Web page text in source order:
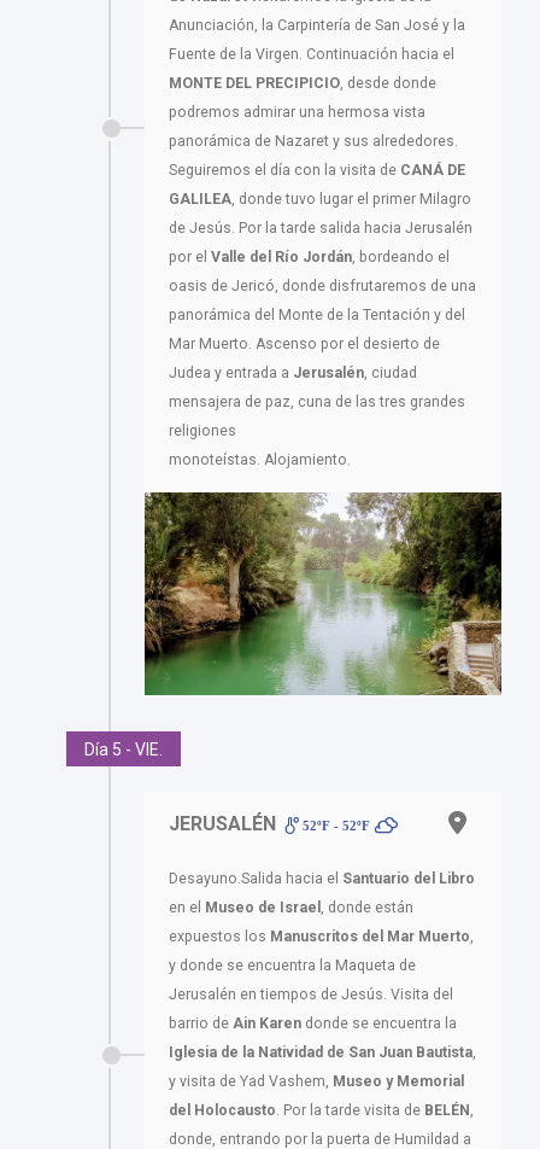
Anunciación, la Carpintería de San José y la
Fuente de la Virgen. Continuación hacia el
MONTE DEL PRECIPICIO , desde donde
podremos admirar una hermosa vista
panorámica de Nazaret y sus alrededores.
Seguiremos el día con la visita de CANÁ DE
GALILEA , donde tuvo lugar el primer Milagro
de Jesús. Por la tarde salida hacia Jerusalén
por el Valle del Río Jordán , bordeando el
oasis de Jericó, donde disfrutaremos de una
panorámica del Monte de la Tentación y del
Mar Muerto. Ascenso por el desierto de
Judea y entrada a Jerusalén , ciudad
mensajera de paz, cuna de las tres grandes
religiones
monoteístas. Alojamiento.
Día 5 - VIE.
JERUSALÉN 52ºF - 52ºF
Desayuno.Salida hacia el Santuario del Libro
en el Museo de Israel
, donde están
expuestos los Manuscritos del Mar Muerto
y donde se encuentra la Maqueta de
Jerusalén en tiempos de Jesús. Visita del
barrio de Ain Karen donde se encuentra la
Iglesia de la Natividad de San Juan Bautista
y visita de Yad Vashem, Museo y Memorial
del Holocausto . Por la tarde visita de BELÉN
donde, entrando por la puerta de Humildad a